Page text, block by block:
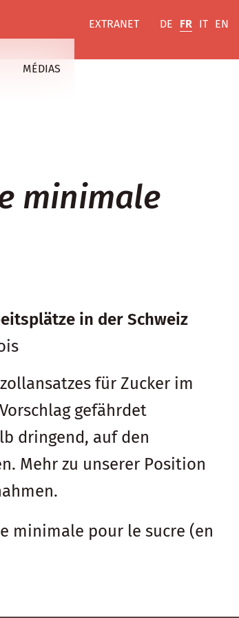
EXTRANET DE FR IT EN
MÉDIAS
minimale
in der Schweiz
für Zucker im
gefährdet
dringend, auf den
Mehr zu unserer Position
minimale pour le sucre (en